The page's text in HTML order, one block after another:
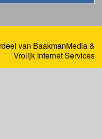
van BaakmanMedia&
Vrolijk Internet Services